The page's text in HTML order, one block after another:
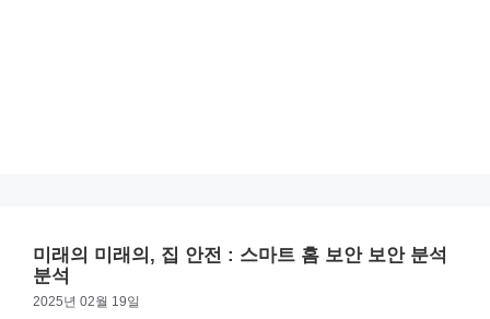
미래의 미래의, 집 안전 : 스마트 홈 보안 보안 분석
분석
2025년 02월 19일